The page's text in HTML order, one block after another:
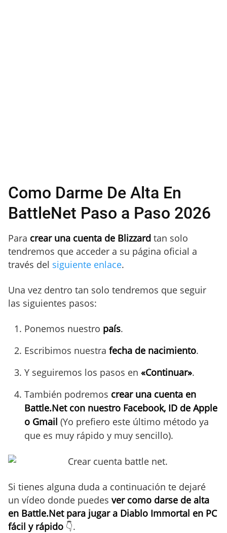
Como Darme De Alta En
BattleNet Paso a Paso 2026
Para crear una cuenta de Blizzard tan solo
tendremos que acceder a su página oficial a
través del siguiente enlace.
Una vez dentro tan solo tendremos que seguir
las siguientes pasos:
Ponemos nuestro país.
Escribimos nuestra fecha de nacimiento.
Y seguiremos los pasos en «Continuar».
También podremos crear una cuenta en
Battle.Net con nuestro Facebook, ID de Apple
o Gmail (Yo prefiero este último método ya
que es muy rápido y muy sencillo).
Si tienes alguna duda a continuación te dejaré
un vídeo donde puedes ver como darse de alta
en Battle.Net para jugar a Diablo Immortal en PC
fácil y rápido 👇.